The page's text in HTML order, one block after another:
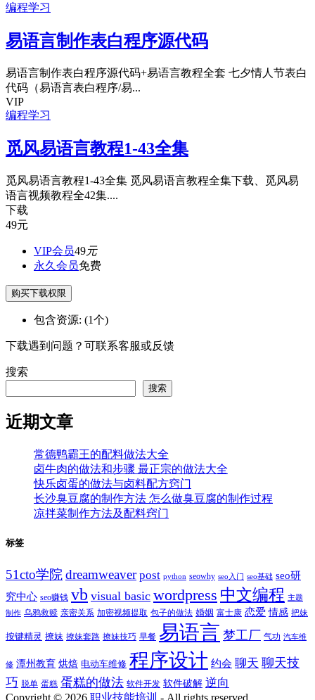
编程学习
易语言制作表白程序源代码
易语言制作表白程序源代码+易语言教程全套 七夕情人节表白
代码（易语言表白程序/易...
VIP
编程学习
觅风易语言教程1-43全集
觅风易语言教程1-43全集 觅风易语言教程全集下载、觅风易
语言视频教程全42集....
下载
49元
VIP会员49元
永久会员免费
购买下载权限
包含资源: (1个)
下载遇到问题？可联系客服或反馈
搜索
搜索
近期文章
常德鸭霸王的配料做法大全
卤牛肉的做法和步骤 最正宗的做法大全
快乐卤蛋的做法与卤料配方窍门
长沙臭豆腐的制作方法 怎么做臭豆腐的制作过程
凉拌菜制作方法及配料窍门
标签
51cto学院dreamweaver post python seowhy seo入门 seo基础 seo研
究中心 seo赚钱 vb visual basic wordpress 中文编程 主题
制作 乌鸦救赎 亲密关系 加密视频提取 包子的做法 婚姻 富士康 恋爱 情感 把妹
按键精灵 撩妹 撩妹套路 撩妹技巧 早餐 易语言 梦工厂 气功 汽车维
修 潭州教育 烘焙 电动车维修 程序设计 约会 聊天 聊天技
巧 脱单 蛋糕 蛋糕的做法 软件开发 软件破解 逆向
Copyright © 2026 职业技能培训 - All rights reserved